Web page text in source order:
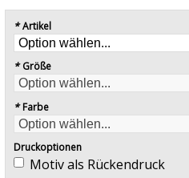
* Artikel
* Größe
* Farbe
Druckoptionen
Motiv als Rückendruck